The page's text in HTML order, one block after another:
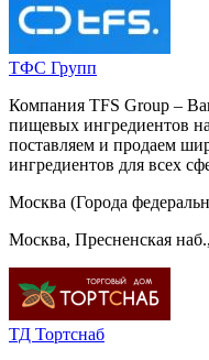
ТФС Групп
Компания TFS Group –
пищевых ингредиентов
поставляем и продаем
ингредиентов для всех
Москва (Города
Москва, Пресненская
ТД Тортснаб